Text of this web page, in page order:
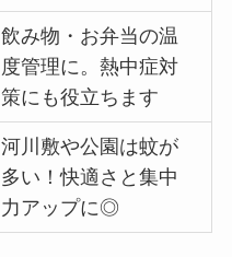
飲み物・お弁当の温
度管理に。熱中症対
策にも役立ちます
河川敷や公園は蚊が
多い！快適さと集中
力アップに◎